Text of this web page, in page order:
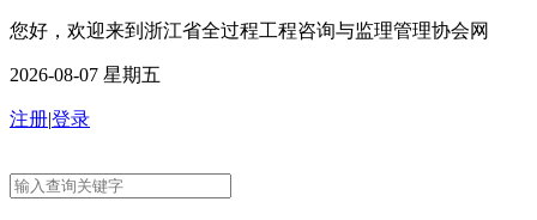
您好，欢迎来到浙江省全过程工程咨询与监理管理协会网
2026-08-07 星期五
注册|登录